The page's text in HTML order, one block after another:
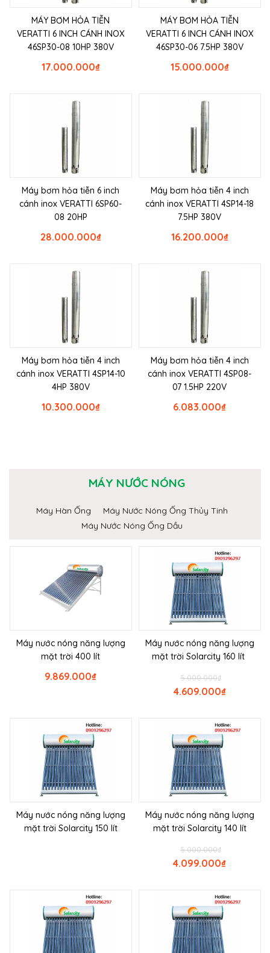
MÁY BƠM HỎA TIỄN
VERATTI 6 INCH CÁNH INOX
46SP30-08 10HP 380V
₫
17.000.000
MÁY BƠM HỎA TIỄN
VERATTI 6 INCH CÁNH INOX
46SP30-06 7.5HP 380V
₫
15.000.000
Máy bơm hỏa tiễn 6 inch
cánh inox VERATTI 6SP60-
08 20HP
₫
28.000.000
Máy bơm hỏa tiễn 4 inch
cánh inox VERATTI 4SP14-18
7.5HP 380V
₫
16.200.000
Máy bơm hỏa tiễn 4 inch
cánh inox VERATTI 4SP14-10
4HP 380V
₫
10.300.000
Máy bơm hỏa tiễn 4 inch
cánh inox VERATTI 4SP08-
07 1.5HP 220V
₫
6.083.000
MÁY NƯỚC NÓNG
Máy Hàn Ống
Máy Nước Nóng Ống Thủy Tinh
Máy Nước Nóng Ống Dầu
Máy nước nóng năng lượng
mặt trời 400 lít
₫
9.869.000
Máy nước nóng năng lượng
mặt trời Solarcity 160 lít
₫
5.000.000
₫
4.609.000
Máy nước nóng năng lượng
mặt trời Solarcity 150 lít
Máy nước nóng năng lượng
mặt trời Solarcity 140 lít
₫
5.000.000
₫
4.099.000